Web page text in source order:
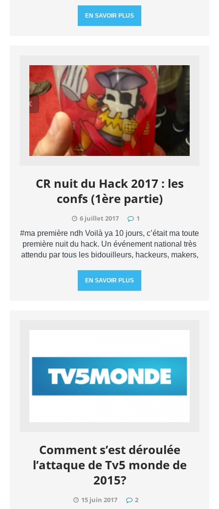
EN SAVOIR PLUS
CR nuit du Hack 2017 : les
confs (1ère partie)
6 juillet 2017 1
#ma première ndh Voilà ya 10 jours, c’était ma toute
première nuit du hack. Un événement national très
attendu par tous les bidouilleurs, hackeurs, makers,
EN SAVOIR PLUS
Comment s’est déroulée
l’attaque de Tv5 monde de
2015?
15 juin 2017 2